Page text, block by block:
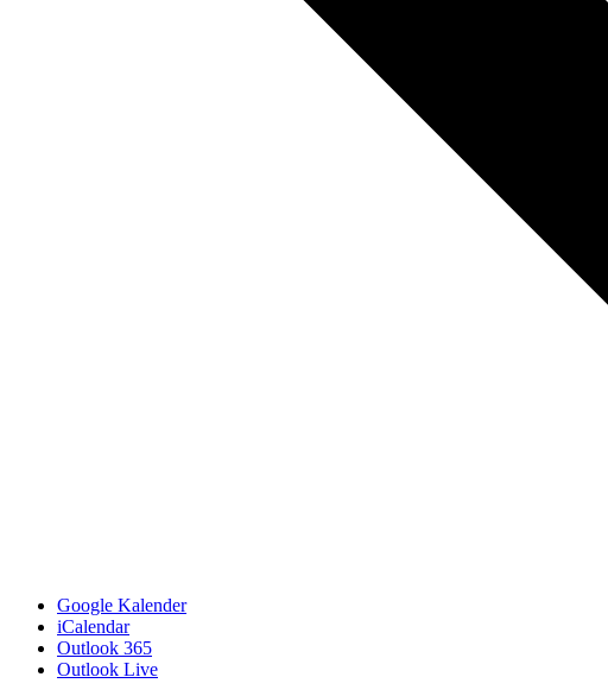
Google Kalender
iCalendar
Outlook 365
Outlook Live